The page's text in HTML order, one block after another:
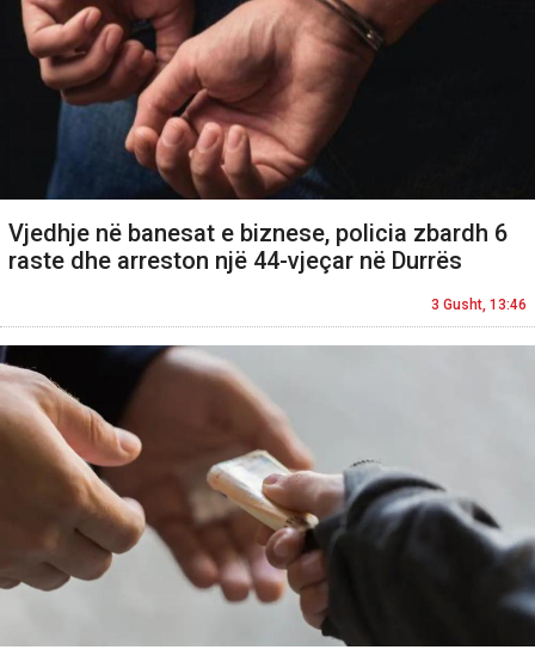
Vjedhje në banesat e biznese, policia zbardh 6
raste dhe arreston një 44-vjeçar në Durrës
3 Gusht, 13:46